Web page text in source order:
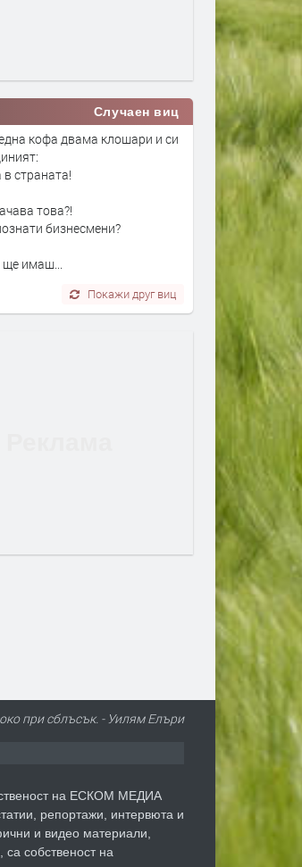
Около 3,6 млн. лв. са
незиплатените стари
задължение към Община
Хасково
в CCC –
Предстои 29-та
изложба за далматини
Случаен виц
кофа двама клошари и си
страната!
това?!
бизнесмени?
имаш...
Покажи друг виц
при сблъсък. - Уилям Елъри
на ЕСКОМ МЕДИА
репортажи, интервюта и
и видео материали,
са собственост на